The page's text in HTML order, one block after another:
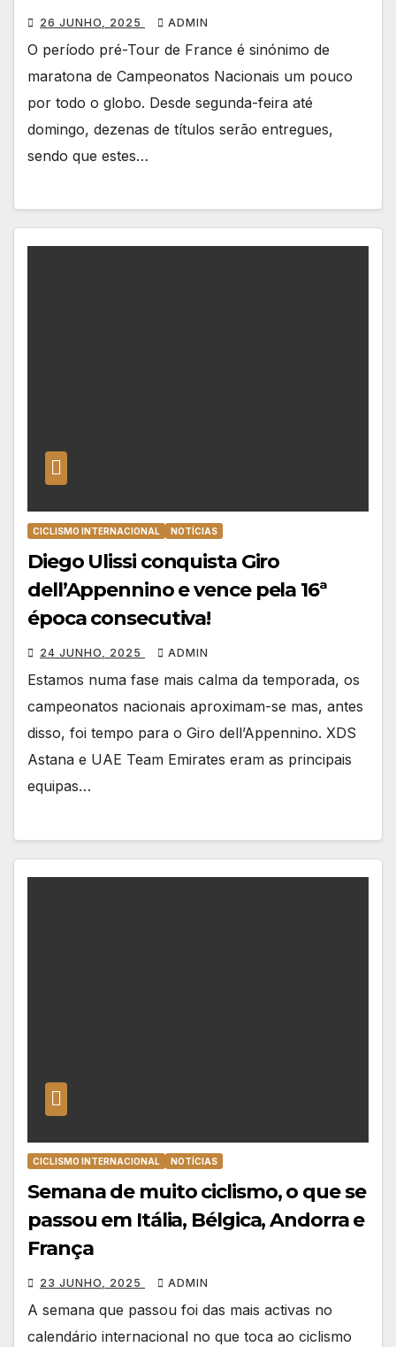
26 JUNHO, 2025 ADMIN
O período pré-Tour de France é sinónimo de
maratona de Campeonatos Nacionais um pouco
por todo o globo. Desde segunda-feira até
domingo, dezenas de títulos serão entregues,
sendo que estes…
CICLISMO INTERNACIONAL NOTÍCIAS
Diego Ulissi conquista Giro
dell’Appennino e vence pela 16ª
época consecutiva!
24 JUNHO, 2025 ADMIN
Estamos numa fase mais calma da temporada, os
campeonatos nacionais aproximam-se mas, antes
disso, foi tempo para o Giro dell’Appennino. XDS
Astana e UAE Team Emirates eram as principais
equipas…
CICLISMO INTERNACIONAL NOTÍCIAS
Semana de muito ciclismo, o que se
passou em Itália, Bélgica, Andorra e
França
23 JUNHO, 2025 ADMIN
A semana que passou foi das mais activas no
calendário internacional no que toca ao ciclismo